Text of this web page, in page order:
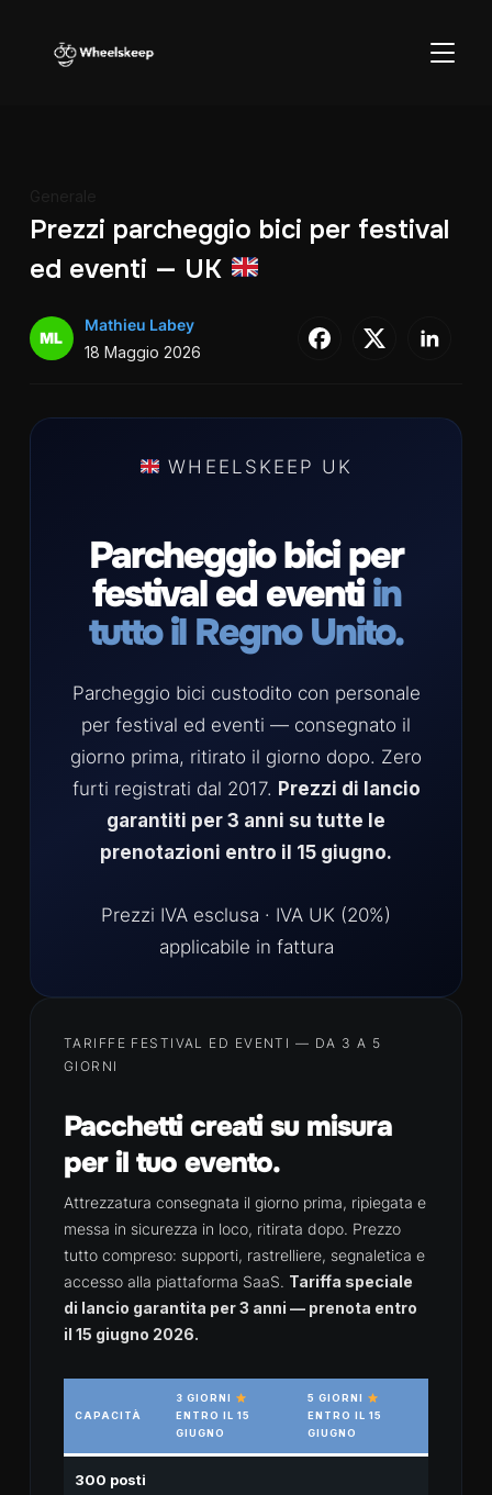
APRI/
Prezzi parcheggio bici per festival
ed eventi — UK
Mathieu Labey
18 Maggio 2026
WHEELSKEEP UK
Parcheggio bici per
festival ed eventiin
tutto il Regno Unito.
Parcheggio bici custodito con personale
per festival ed eventi — consegnato il
giorno prima, ritirato il giorno dopo. Zero
furti registrati dal 2017. Prezzi di lancio
garantiti per 3 anni su tutte le
prenotazioni entro il 15 giugno.
Prezzi IVA esclusa · IVA UK (20%)
applicabile in fattura
TARIFFE FESTIVAL ED EVENTI — DA 3 A 5
GIORNI
Pacchetti creati su misura
per il tuo evento.
Attrezzatura consegnata il giorno prima, ripiegata e
messa in sicurezza in loco, ritirata dopo. Prezzo
tutto compreso: supporti, rastrelliere, segnaletica e
accesso alla piattaforma SaaS. Tariffa speciale
di lancio garantita per 3 anni — prenota entro
il 15 giugno 2026.
CAPACITÀ
3 GIORNI
ENTRO IL 15
GIUGNO
5 GIORNI
ENTRO IL 15
GIUGNO
300 posti